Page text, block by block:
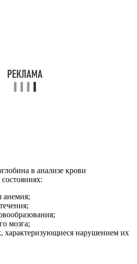
в анализе крови
состояниях:
анемия;
мозга;
характеризующиеся нарушением их